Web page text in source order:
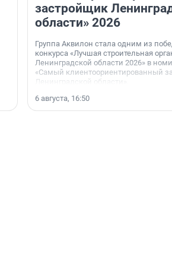
застройщик
области» 2026
Группа Аквилон стала одним из
конкурса «Лучшая строительная
Ленинградской области 2026» в
«Самый клиентоориентированный
Ленинградской области».
6 августа, 16:50